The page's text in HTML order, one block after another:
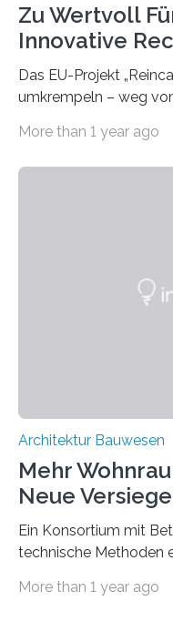
Zu Wertvoll
Innovative
Das EU-Projekt
umkrempeln – weg
Kreislaufwirtschaft Bei
Datenbank erfasst
More than 1 year ago
Architektur Bauwesen
Mehr
Neue
Ein Konsortium mit
technische Methoden
Holzkonstruktionen
More than 1 year ago